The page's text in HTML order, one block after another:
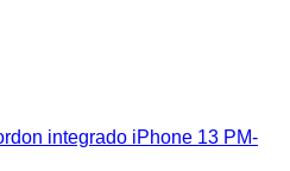
integrado iPhone 13 PM-